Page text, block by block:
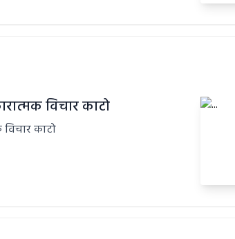
विचार काटो
काटो